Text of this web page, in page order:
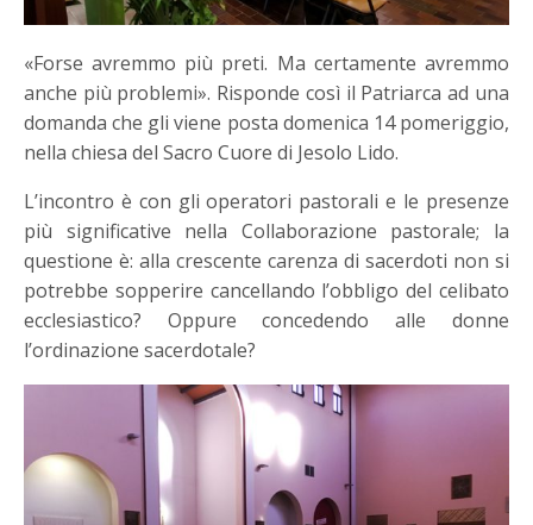
«Forse avremmo più preti. Ma certamente avremmo
anche più problemi». Risponde così il Patriarca ad una
domanda che gli viene posta domenica 14 pomeriggio,
nella chiesa del Sacro Cuore di Jesolo Lido.
L’incontro è con gli operatori pastorali e le presenze
più significative nella Collaborazione pastorale; la
questione è: alla crescente carenza di sacerdoti non si
potrebbe sopperire cancellando l’obbligo del celibato
ecclesiastico? Oppure concedendo alle donne
l’ordinazione sacerdotale?